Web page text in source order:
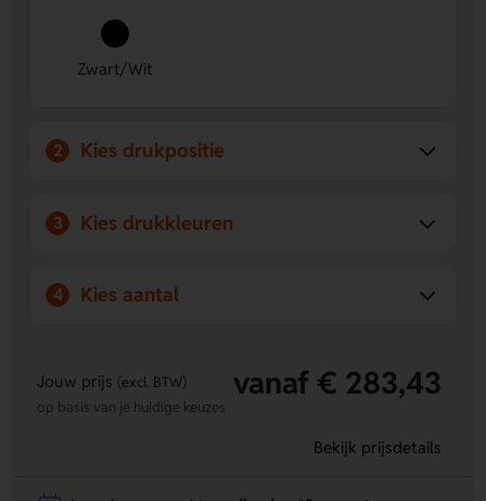
Zwart/Wit
2 Kies drukpositie
3 Kies drukkleuren
4 Kies aantal
Jouw prijs (excl. BTW) vanaf € 283,43
op basis van je huidige keuzes
Bekijk prijsdetails